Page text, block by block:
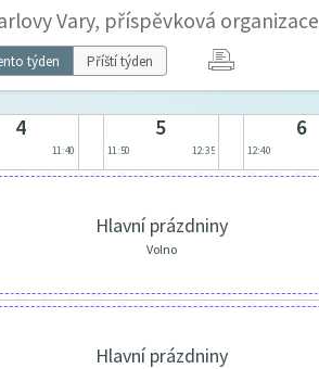
Vary, příspěvková organizace
týden Příští týden
4
11:40
5
11:50 12:35
6
12:40
Hlavní prázdniny
Volno
Hlavní prázdniny